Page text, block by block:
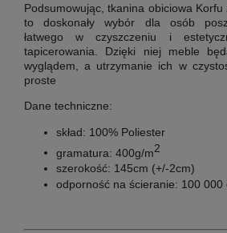
Podsumowując, tkanina obiciowa Korfu
to doskonały wybór dla osób
łatwego w czyszczeniu i
tapicerowania. Dzięki niej meble
wyglądem, a utrzymanie ich w
proste
Dane techniczne:
skład: 100% Poliester
gramatura: 400g/m2
szerokość: 145cm (+/-2cm)
odporność na ścieranie: 100 000